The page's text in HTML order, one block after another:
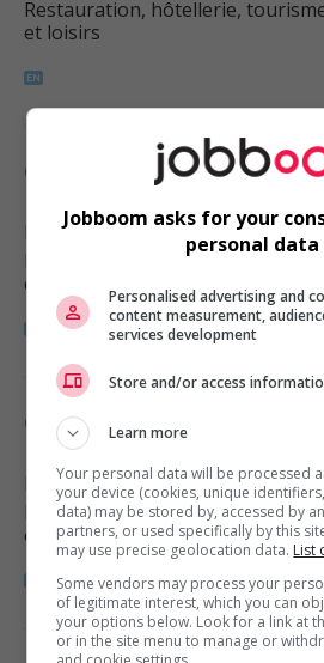
Restauration, hôtellerie,
et loisirs
Chef
Edmonton, AB
Restauration, hôtellerie, tourisme
et loisirs
Chef
Edmonton, AB
Restauration, hôtellerie,
et loisirs
Jobboom asks for your
personal
Personalised advertising and
content measurement,
services development
Store and/or access
Learn more
Your personal data will be processed
your device (cookies, unique
data) may be stored by, accessed by
partners, or used specifically by this
may use precise geolocation data. List
Some vendors may process your
of legitimate interest, which you can
your options below. Look for a link at
or in the site menu to manage or